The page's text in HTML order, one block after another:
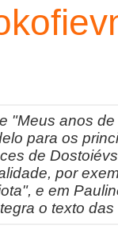
"Meus anos
para os
de
por
e em
o texto das